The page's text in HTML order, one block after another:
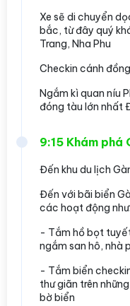
Xe sẽ di chuyển
bắc, từ đây quý
Trang, Nha Phu
Checkin cánh
Ngắm kì quan níu
đóng tàu lớn nhất
9:15 Khám phá
Đến khu du lịch
Đến với bãi biển
các hoạt động như:
- Tắm hồ bọt
ngắm san hô, nhà
- Tắm biển
thư giãn trên
bờ biển